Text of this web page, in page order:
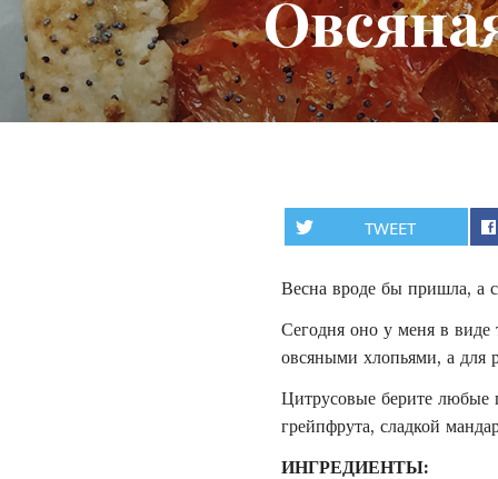
TWEET
Весна вроде бы пришла, а
Сегодня оно у меня в виде
овсяными хлопьями, а для
Цитрусовые берите любые
грейпфрута, сладкой
ИНГРЕДИЕНТЫ: